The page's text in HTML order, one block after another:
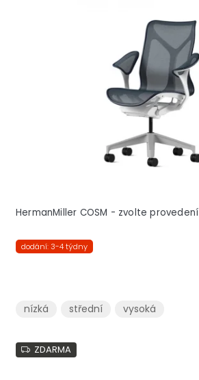
HermanMiller COSM - zvolte provedení
dodání: 3-4 týdny
nízká střední vysoká
ZDARMA